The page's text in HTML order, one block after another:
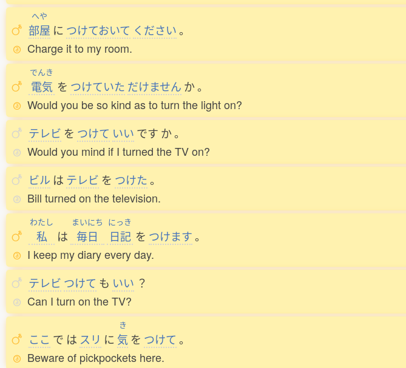
へや
部屋 に つけておいて ください。
Charge it to my room.
でんき
電気 を つけていた だけません か。
Would you be so kind as to turn the light on?
テレビ を つけて いい です か。
Would you mind if I turned the TV on?
ビル は テレビ を つけた。
Bill turned on the television.
わたし
私 は
まいにち
毎日
にっき
日記 を つけます。
I keep my diary every day.
テレビ つけて も いい ？
Can I turn on the TV?
ここ で は スリ に
き
気 を つけて 。
Beware of pickpockets here.